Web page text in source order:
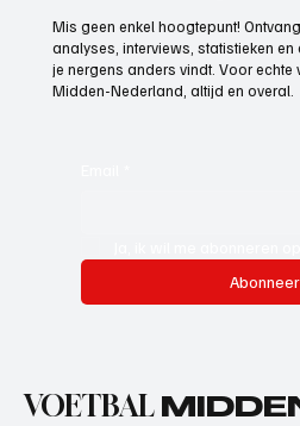
Mis geen enkel hoogtepunt!
analyses, interviews, statistieken
je nergens anders vindt. Voor
Midden-Nederland, altijd en overal.
Abonneer
VOETBAL